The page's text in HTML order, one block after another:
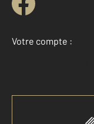
Votre compte :